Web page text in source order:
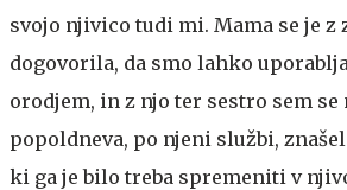
svojo njivico tudi mi. Mama se je z
dogovorila, da smo lahko
orodjem, in z njo ter sestro sem se
popoldneva, po njeni službi,
ki ga je bilo treba spremeniti v